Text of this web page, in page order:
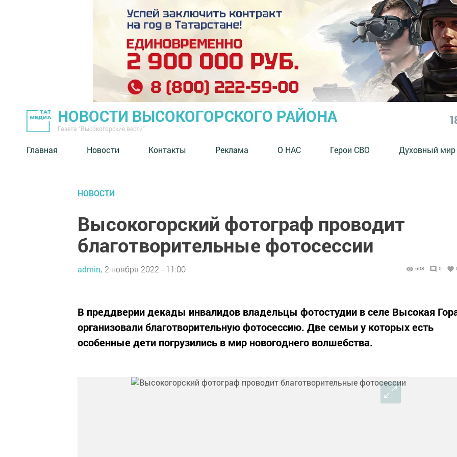
НОВОСТИ ВЫСОКОГОРСКОГО РАЙОНА
Газета "Высокогорские вести"
Главная Новости Контакты Реклама О НАС Герои СВО Духовный мир
НОВОСТИ
Высокогорский фотограф проводит
благотворительные фотосессии
admin, 2 ноября 2022 - 11:00 608 0
В преддверии декады инвалидов владельцы фотостудии в селе Высокая
организовали благотворительную фотосессию. Две семьи у которых есть
особенные дети погрузились в мир новогоднего волшебства.